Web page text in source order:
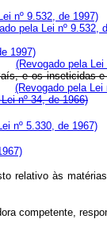
nº 9.532, de 1997)
pela Lei nº 9.532,
1997)
(Revogado pela
e os inseticidas
(Revogado pela Lei
nº 34, de 1966)
nº 5.330, de 1967)
relativo às
competente,